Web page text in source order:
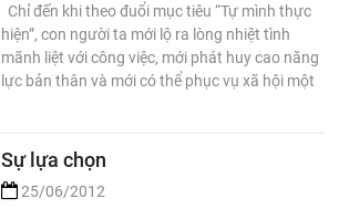
Chỉ đến khi theo đuổi mục tiêu “Tự mình thực
hiện”, con người ta mới lộ ra lòng nhiệt tình
mãnh liệt với công việc, mới phát huy cao năng
lực bản thân và mới có thể phục vụ xã hội một
Sự lựa chọn
25/06/2012